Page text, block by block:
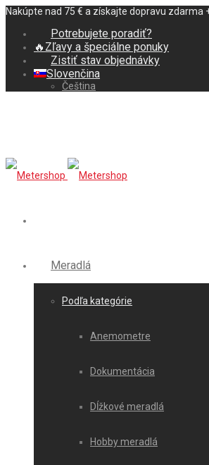
Nakúpte nad 75 € a získajte dopravu zdarma
Potrebujete poradiť?
🔥Zľavy a špeciálne ponuky
Zistiť stav objednávky
Slovenčina
Čeština
Meradlá
Podľa kategórie
Anemometre
Dokumentácia
Dĺžkové meradlá
Hobby meradlá